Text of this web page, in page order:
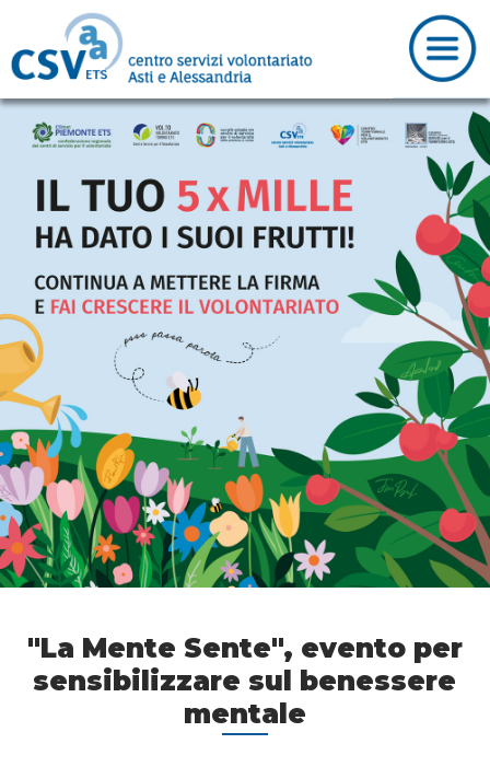
"La Mente Sente", evento per
sensibilizzare sul benessere
mentale